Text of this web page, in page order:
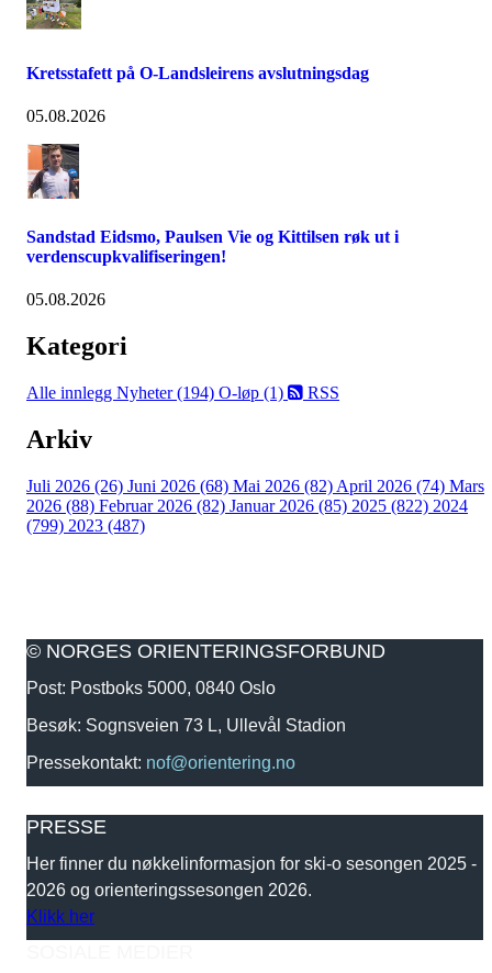
Kretsstafett på O-Landsleirens avslutningsdag
05.08.2026
Sandstad Eidsmo, Paulsen Vie og Kittilsen røk ut i
verdenscupkvalifiseringen!
05.08.2026
Kategori
Alle innlegg Nyheter (194) O-løp (1) RSS
Arkiv
Juli 2026 (26) Juni 2026 (68) Mai 2026 (82) April 2026 (74) Mars
2026 (88) Februar 2026 (82) Januar 2026 (85) 2025 (822) 2024
(799) 2023 (487)
© NORGES ORIENTERINGSFORBUND
Post: Postboks 5000, 0840 Oslo
Besøk: Sognsveien 73 L, Ullevål Stadion
Pressekontakt: nof@orientering.no
PRESSE
Her finner du nøkkelinformasjon for ski-o sesongen 2025 -
2026 og orienteringssesongen 2026.
Klikk her